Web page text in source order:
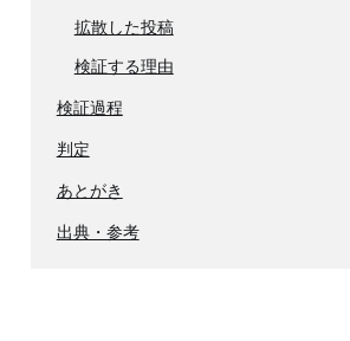
拡散した投稿
検証する理由
検証過程
判定
あとがき
出典・参考